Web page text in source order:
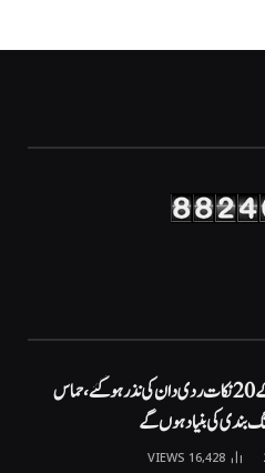
امریکی صدر کے 20 نکات ردی دان کی نذر ہوگئے، حماس
16,428
VIEWS